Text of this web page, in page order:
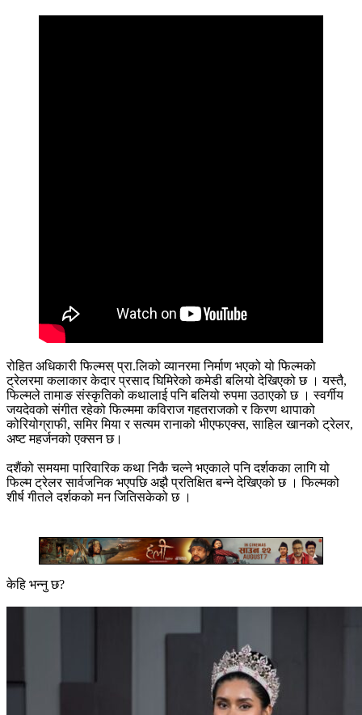
रोहित अधिकारी फिल्मस् प्रा.लिको व्यानरमा निर्माण भएको यो फिल्मको
ट्रेलरमा कलाकार केदार प्रसाद घिमिरेको कमेडी बलियो देखिएको छ । यस्तै,
फिल्मले तामाङ संस्कृतिको कथालाई पनि बलियो रुपमा उठाएको छ । स्वर्गीय
जयदेवको संगीत रहेको फिल्ममा कविराज गहतराजको र किरण थापाको
कोरियोग्राफी, समिर मिया र सत्यम रानाको भीएफएक्स, साहिल खानको ट्रेलर,
अष्ट महर्जनको एक्सन छ।
दशैंको समयमा पारिवारिक कथा निकै चल्ने भएकाले पनि दर्शकका लागि यो
फिल्म ट्रेलर सार्वजनिक भएपछि अझै प्रतिक्षित बन्ने देखिएको छ । फिल्मको
शीर्ष गीतले दर्शकको मन जितिसकेको छ ।
केहि भन्नु छ?